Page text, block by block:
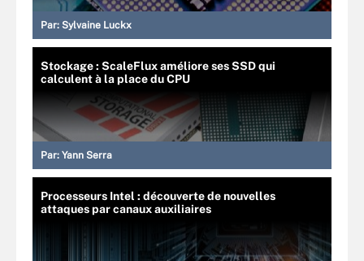
Par: Sylvaine Luckx
Stockage : ScaleFlux améliore ses SSD qui
calculent à la place du CPU
Par: Yann Serra
Processeurs Intel : découverte de nouvelles
attaques par canaux auxiliaires